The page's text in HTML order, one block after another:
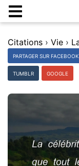
Citations › Vie ›
PARTAGER SUR FACEBOOK
TUMBLR GOOGLE